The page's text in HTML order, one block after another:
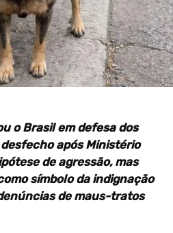
o Brasil em defesa dos
após Ministério
de agressão, mas
símbolo da indignação
de maus-tratos